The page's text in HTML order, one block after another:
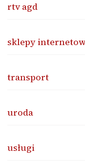
rtv agd
sklepy
transport
uroda
usługi